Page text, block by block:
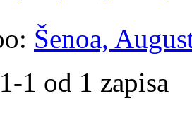
Šenoa,
1 od 1 zapisa